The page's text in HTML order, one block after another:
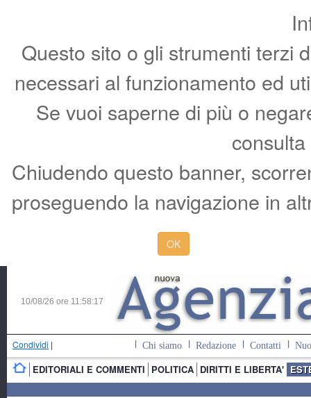
Questo sito o gli strumenti terzi
necessari al funzionamento ed
Se vuoi saperne di più o
Chiudendo questo banner,
proseguendo la navigazione in
OK
10/08/26 ore 11:58:18
Condividi | Chi siamo Redazione Contatti
EDITORIALI E COMMENTI POLITICA DIRITTI E LIBERTA'